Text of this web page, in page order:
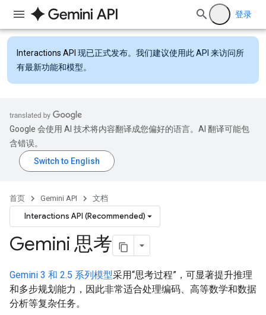
登录
Interactions API 现已正式发布。我们建议使用此 API 来访问所
有最新功能和模型。
Google 会使用 AI 技术将内容翻译成您偏好的语言。AI 翻译可能包
含错误。
首页 Gemini API 文档
Interactions API (Recommended)
Gemini 思考
Gemini 3 和 2.5 系列模型采用“思考过程”，可显著提升推理
和多步规划能力，因此非常适合处理编码、高等数学和数据
分析等复杂任务。